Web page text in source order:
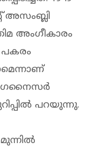
അസംബ്ലി
അംഗീകാരം
പറയുന്നു.